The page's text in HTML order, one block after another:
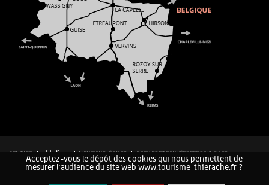
CONTACT MENTIONS LÉGALES
COOKIES ET DONNÉES PERSONNELLES
PLAN DU SITE
Acceptez-vous le dépôt des cookies qui nous permettent de
mesurer l'audience du site web www.tourisme-thierache.fr ?